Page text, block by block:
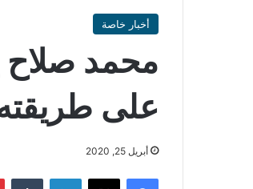
أخبار خاصة
محمد
على
أبريل 25, 2020
فيسبوك ‫X لينكدإن